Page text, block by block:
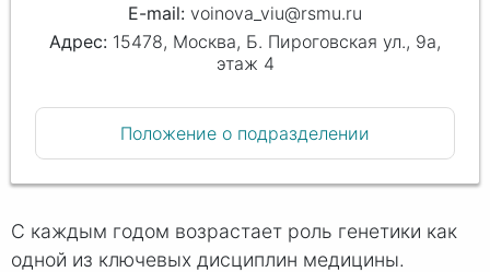
voinova_viu@rsmu.ru
15478, Москва, Б. Пироговская ул., 9а,
этаж 4
Положение о подразделении
С каждым годом возрастает роль генетики как
одной из ключевых дисциплин медицины.